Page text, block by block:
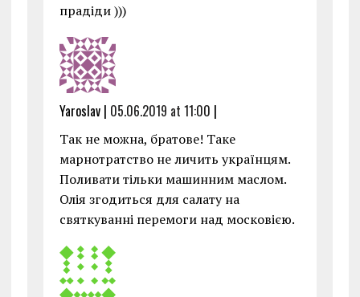
прадіди )))
Yaroslav | 05.06.2019 at 11:00 |
Так не можна, братове! Таке
марнотратство не личить українцям.
Поливати тільки машинним маслом.
Олія згодиться для салату на
святкуванні перемоги над московією.